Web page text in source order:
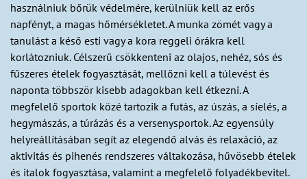
használniuk bőrük védelmére, kerülniük kell az erős
napfényt, a magas hőmérsékletet. A munka zömét vagy a
tanulást a késő esti vagy a kora reggeli órákra kell
korlátozniuk. Célszerű csökkenteni az olajos, nehéz, sós és
fűszeres ételek fogyasztását, mellőzni kell a túlevést és
naponta többször kisebb adagokban kell étkezni. A
megfelelő sportok közé tartozik a futás, az úszás, a síelés, a
hegymászás, a túrázás és a versenysportok. Az egyensúly
helyreállításában segít az elegendő alvás és relaxáció, az
aktivitás és pihenés rendszeres váltakozása, hűvösebb ételek
és italok fogyasztása, valamint a megfelelő folyadékbevitel.